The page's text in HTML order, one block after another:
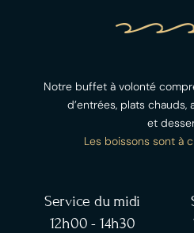
Notre buffet à volonté
d’entrées, plats
et
Les boissons sont à
Service du midi
12h00 - 14h30